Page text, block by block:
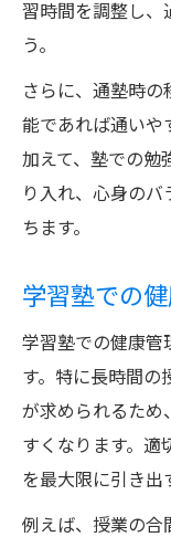
習時間を調整し、
う。
さらに、通塾時
能であれば通いや
加えて、塾での勉
り入れ、心身の
ちます。
学習塾での
学習塾での健康管
す。特に長時間の
が求められるため
すくなります。適
を最大限に引き出
例えば、授業の合